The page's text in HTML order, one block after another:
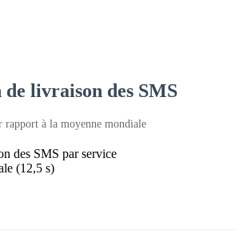
livraison des SMS
rapport à la moyenne mondiale
des SMS par service
(12,5 s)